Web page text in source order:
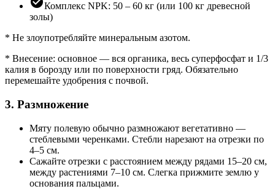
Комплекс NPK: 50 – 60 кг (или 100 кг древесной
золы)
* Не злоупотребляйте минеральным азотом.
* Внесение: основное — вся органика, весь суперфосфат и 1/3
калия в борозду или по поверхности гряд. Обязательно
перемешайте удобрения с почвой.
3. Размножение
Мяту полевую обычно размножают вегетативно —
стеблевыми черенками. Стебли нарезают на отрезки по
4–5 см.
Сажайте отрезки с расстоянием между рядами 15–20 см,
между растениями 7–10 см. Слегка прижмите землю у
основания пальцами.